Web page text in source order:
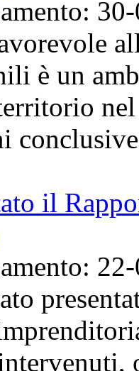
è un
il